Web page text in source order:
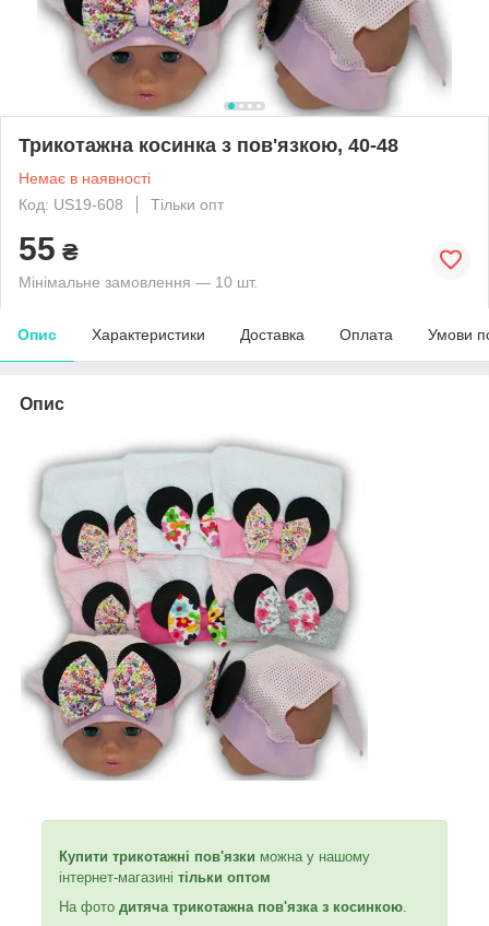
Трикотажна косинка з пов'язкою, 40-48
Немає в наявності
Код: US19-608
Тільки опт
55 ₴
Мінімальне замовлення — 10 шт.
Опис Характеристики Доставка Оплата Умови
Опис
Купити трикотажні пов'язки можна у нашому
інтернет-магазині тільки оптом
На фото дитяча трикотажна пов'язка з косинкою